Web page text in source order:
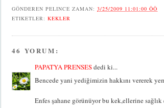
GÖNDEREN PELINCE ZAMAN:3/25/2009 11:01:00 ÖÖ
ETIKETLER: KEKLER
46 YORUM:
PAPATYA PRENSESdedi ki...
Bencede yani yediğimizin hakkını vererek
Enfes şahane görünüyor bu kek,ellerine sağlık